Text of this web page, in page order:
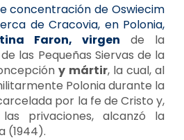
concentración de Oswiecim
de Cracovia, en Polonia,
Faron, virgen de la
las Pequeñas Siervas de la
y mártir, la cual, al
Polonia durante la
por la fe de Cristo y,
privaciones, alcanzó la
(1944).